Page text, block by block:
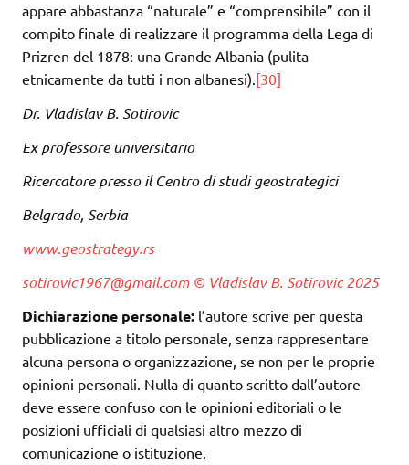
appare abbastanza “naturale” e “comprensibile” con il
compito finale di realizzare il programma della Lega di
Prizren del 1878: una Grande Albania (pulita
etnicamente da tutti i non albanesi).[30]
Dr. Vladislav B. Sotirovic
Ex professore universitario
Ricercatore presso il Centro di studi geostrategici
Belgrado, Serbia
www.geostrategy.rs
sotirovic1967@gmail.com © Vladislav B. Sotirovic 2025
Dichiarazione personale: l’autore scrive per questa
pubblicazione a titolo personale, senza rappresentare
alcuna persona o organizzazione, se non per le proprie
opinioni personali. Nulla di quanto scritto dall’autore
deve essere confuso con le opinioni editoriali o le
posizioni ufficiali di qualsiasi altro mezzo di
comunicazione o istituzione.